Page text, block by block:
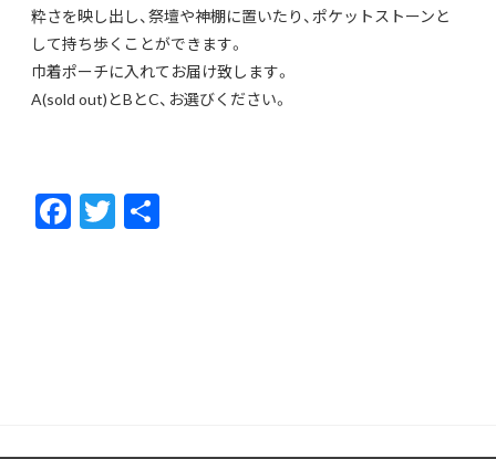
粋さを映し出し、祭壇や神棚に置いたり、ポケットストーンと
して持ち歩くことができます。
巾着ポーチに入れてお届け致します。
A(sold out)とBとC、お選びください。
F
ac
T
w